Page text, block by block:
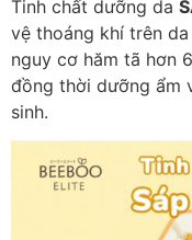
Tinh chất dưỡng da
vệ thoáng khí trên
nguy cơ hăm tã hơn
đồng thời dưỡng ẩm
sinh.